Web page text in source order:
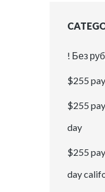
! Без
$255
$255
day
$255
day